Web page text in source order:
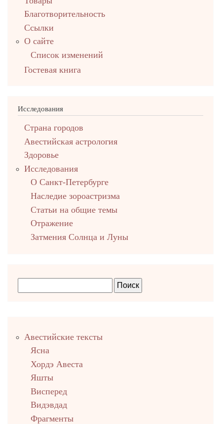
Благотворительность
Ссылки
О сайте
Список изменений
Гостевая книга
Исследования
Страна городов
Авестийская астрология
Здоровье
Исследования
О Санкт-Петербурге
Наследие зороастризма
Cтатьи на общие темы
Отражение
Затмения Солнца и Луны
столбец
Авестийские тексты
Ясна
Хордэ Авеста
Яшты
Висперед
Видэвдад
Фрагменты